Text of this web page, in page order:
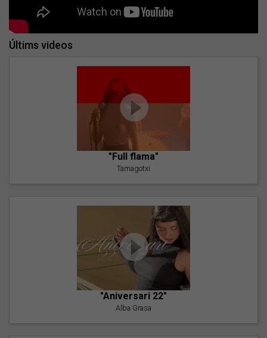
Últims videos
"Full flama"
Tamagotxi
"Aniversari 22"
Alba Grasa